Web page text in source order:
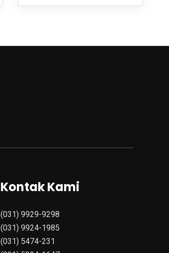
Kontak Kami
(031) 9929-9298
(031) 9924-1985
(031) 5474-231